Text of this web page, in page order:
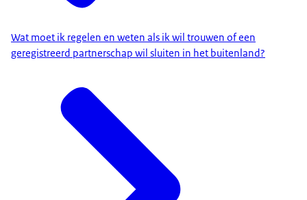
Wat moet ik regelen en weten als ik wil trouwen of een
geregistreerd partnerschap wil sluiten in het buitenland?